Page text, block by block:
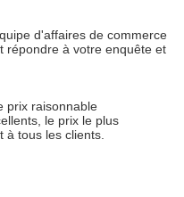
d'affaires de commerce
répondre à votre enquête et
prix raisonnable
le prix le plus
tous les clients.